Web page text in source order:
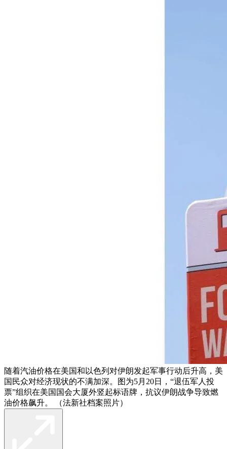
随着汽油价格在美国和以色列对伊朗发起军事行动后升高，美
国民众对经济现状的不满加深。图为5月20日，“退伍军人投
票”组织在美国国会大厦外竖起标语牌，抗议伊朗战争导致燃
油价格飙升。 （法新社档案照片）